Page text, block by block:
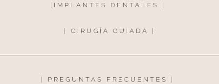
IMPLANTES DENTALES
CIRUGÍA GUIADA
PREGUNTAS FRECUENTES